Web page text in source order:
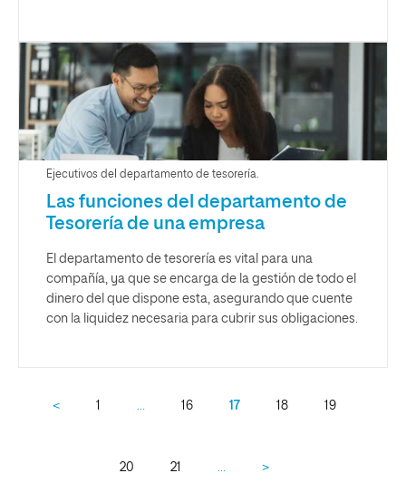
Ejecutivos del departamento de tesorería.
Las funciones del departamento de
Tesorería de una empresa
El departamento de tesorería es vital para una
compañía, ya que se encarga de la gestión de todo el
dinero del que dispone esta, asegurando que cuente
con la liquidez necesaria para cubrir sus obligaciones.
< 1 … 16 17 18 19
20 21 … >